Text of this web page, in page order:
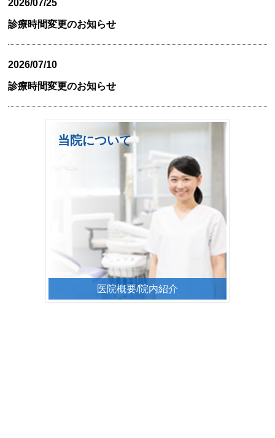
2026/07/25
診療時間変更のお知らせ
2026/07/10
診療時間変更のお知らせ
当院について
医院概要/院内紹介